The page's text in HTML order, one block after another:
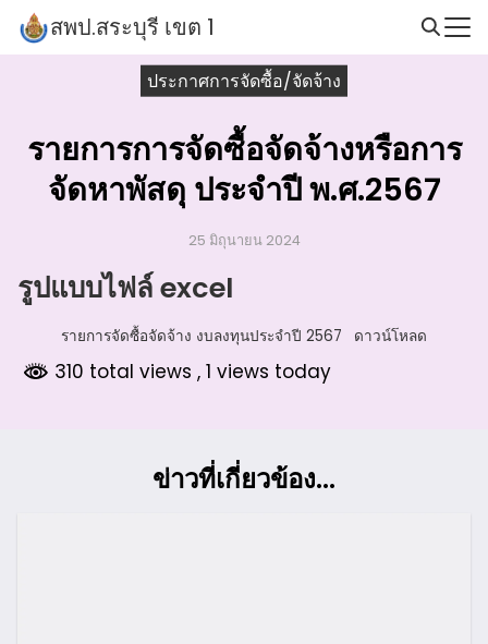
Skip
สพป.สระบุรี เขต 1
ประกาศการจัดซื้อ/จัดจ้าง
รายการการจัดซื้อจัดจ้างหรือการ
จัดหาพัสดุ ประจำปี พ.ศ.2567
25 มิถุนายน 2024
รูปแบบไฟล์ excel
รายการจัดซื้อจัดจ้าง งบลงทุนประจำปี 2567 ดาวน์โหลด
310 total views , 1 views today
ข่าวที่เกี่ยวข้อง...